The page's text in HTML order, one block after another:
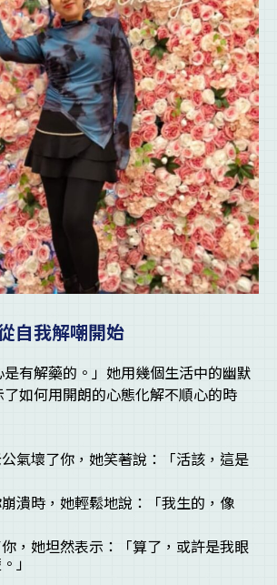
自我解嘲開始
有解藥的。」她用幾個生活中的幽默
如何用開朗的心態化解不順心的時
氣壞了你，她笑著說：「活該，這是
潰時，她輕鬆地說：「我生的，像
，她坦然表示：「算了，或許是我眼
」